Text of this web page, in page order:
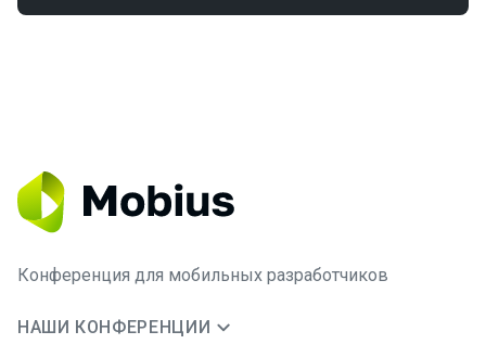
Конференция для мобильных разработчиков
НАШИ КОНФЕРЕНЦИИ